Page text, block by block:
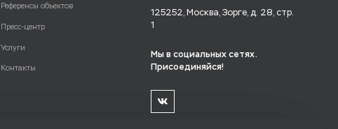
Референсы объектов
Пресс-центр
Услуги
Контакты
125252, Москва, Зорге, д. 28, стр.
1
Мы в социальных сетях.
Присоединяйся!